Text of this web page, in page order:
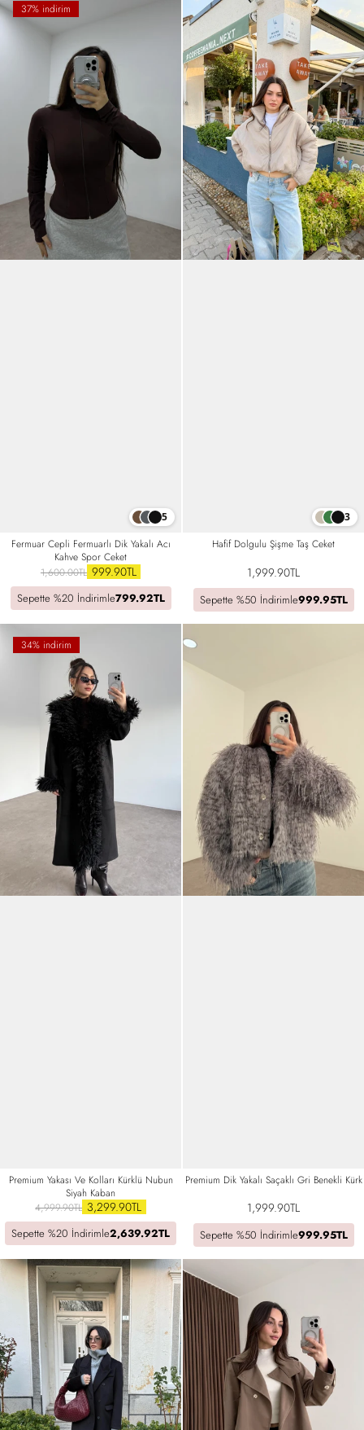
37% indirim
5
Fermuar Cepli Fermuarlı Dik Yakalı Acı
Kahve Spor Ceket
1,600.00TL 999.90TL
Sepette %20 İndirimle799.92TL
3
Hafif Dolgulu Şişme Taş Ceket
1,999.90TL
Sepette %50 İndirimle999.95TL
34% indirim
Premium Yakası Ve Kolları Kürklü Nubun
Siyah Kaban
4,999.90TL 3,299.90TL
Sepette %20 İndirimle2,639.92TL
Premium Dik Yakalı Saçaklı Gri Benekli Kürk
1,999.90TL
Sepette %50 İndirimle999.95TL